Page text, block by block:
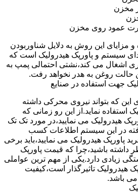
مخزن
عمود روی مخزن
و مزایای این روش به دلایل شناوربودن
سیستم و پاورپک هیدرولیک است که
اشغال می کند،نشتی احتمالی پمپ به
حالت روغن به هدر نخواهد رفت.
جهت استفاده در صنایع
که بتواند نیروی محرکی داشته
استفاده نماید.از این رو زمانی که
هیدرولیک می نمایید،در مورد تک تک
در این سیستم اطلاعات کسب
پاورپک هیدرولیک می نمایید،باید برخی
داشته باشید،چرا که قیمت پاورپک
زیادی دارد.یکی از مهم ترین عواملی
هیدرولیک تاثیرگذار است،کیفیت
باشد.